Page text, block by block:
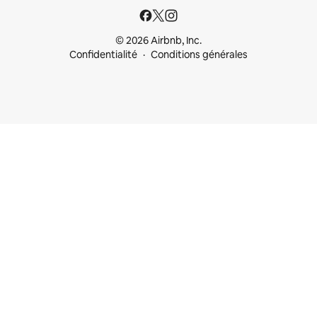
© 2026 Airbnb, Inc.
Confidentialité
Conditions générales